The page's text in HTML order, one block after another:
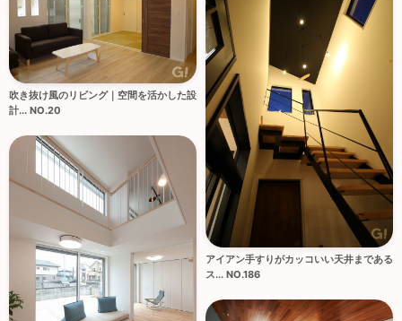
吹き抜け風のリビング｜空間を活かした設
計... NO.20
アイアン手すりがカッコいい天井まである
ス... NO.186